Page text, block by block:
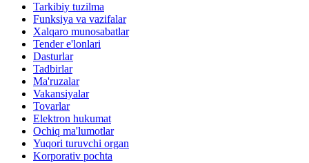
Tarkibiy tuzilma
Funksiya va vazifalar
Xalqaro munosabatlar
Tender e'lonlari
Dasturlar
Tadbirlar
Ma'ruzalar
Vakansiyalar
Tovarlar
Elektron hukumat
Ochiq ma'lumotlar
Yuqori turuvchi organ
Korporativ pochta